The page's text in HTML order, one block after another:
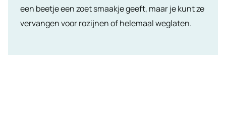
een beetje een zoet smaakje geeft, maar je kunt ze
vervangen voor rozijnen of helemaal weglaten.